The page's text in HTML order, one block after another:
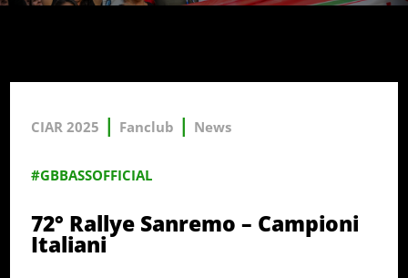
CIAR 2025 | Fanclub | News
#GBBASSOFFICIAL
72° Rallye Sanremo – Campioni
Italiani